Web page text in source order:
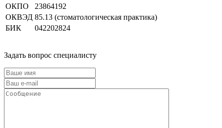
ОКПО
23864192
ОКВЭД 85.13 (стоматологическая практика)
БИК
042202824
Задать вопрос специалисту